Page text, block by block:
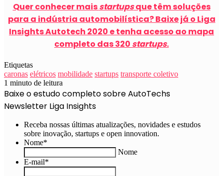
Quer conhecer maisstartupsque têm soluções
para a indústria automobilística? Baixe já o Liga
Insights Autotech 2020 e tenha acesso ao mapa
completo das 320 startups.
Etiquetas
caronas elétricos mobilidade startups transporte coletivo
1 minuto de leitura
Baixe o estudo completo sobre AutoTechs
Newsletter Liga Insights
Receba nossas últimas atualizações, novidades e estudos
sobre inovação, startups e open innovation.
Nome*
Nome
E-mail*